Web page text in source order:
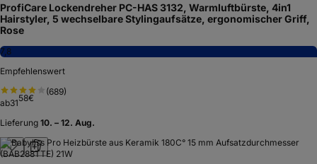
ProfiCare Lockendreher PC-HAS 3132, Warmluftbürste, 4in1
Hairstyler, 5 wechselbare Stylingaufsätze, ergonomischer Griff,
Rose
7,8
Empfehlenswert
(689)
ab3158€
Lieferung 10. – 12. Aug.